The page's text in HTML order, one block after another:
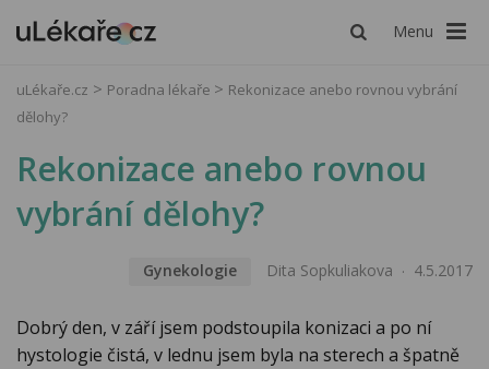
Menu
uLékaře.cz Poradna lékaře
Rekonizace anebo rovnou vybrání
dělohy?
Rekonizace anebo rovnou
vybrání dělohy?
Gynekologie Dita Sopkuliakova 4.5.2017
Dobrý den, v září jsem podstoupila konizaci a po ní
hystologie čistá, v lednu jsem byla na sterech a špatně